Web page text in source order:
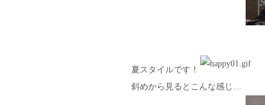
夏スタイルです！
斜めから見るとこんな感じ…